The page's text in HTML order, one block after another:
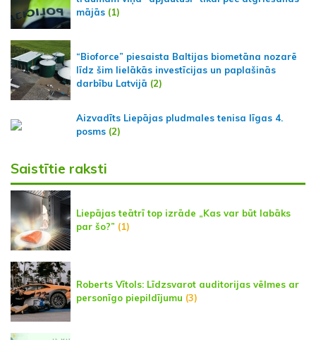
mājās (1)
“Bioforce” piesaista Baltijas biometāna nozarē
līdz šim lielākās investīcijas un paplašinās
darbību Latvijā (2)
Aizvadīts Liepājas pludmales tenisa līgas 4.
posms (2)
Saistītie raksti
Liepājas teātrī top izrāde „Kas var būt labāks
par šo?” (1)
Roberts Vītols: Līdzsvarot auditorijas vēlmes ar
personīgo piepildījumu (3)